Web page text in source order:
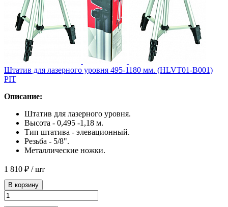
Штатив для лазерного уровня 495-1180 мм. (HLVT01-B001)
PIT
Описание:
Штатив для лазерного уровня.
Высота - 0,495 -1,18 м.
Тип штатива - элевационный.
Резьба - 5/8".
Металлические ножки.
1 810 ₽ / шт
В корзину